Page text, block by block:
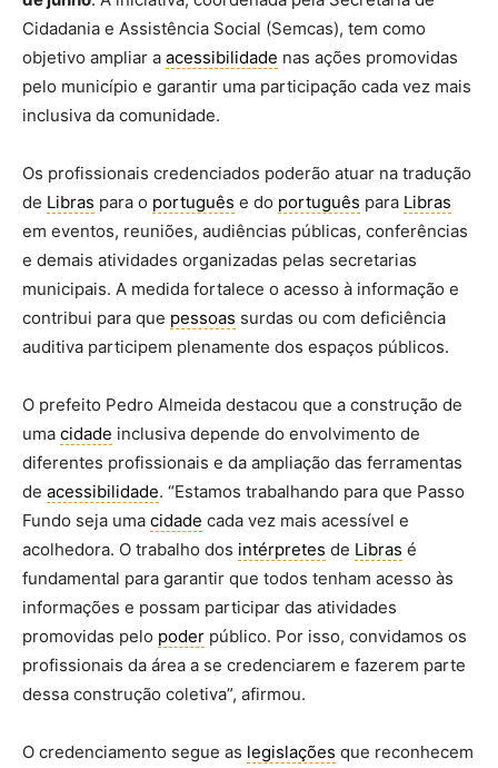
Cidadania e Assistência Social (Semcas), tem como
objetivo ampliar a acessibilidade nas ações promovidas
pelo município e garantir uma participação cada vez mais
inclusiva da comunidade.
Os profissionais credenciados poderão atuar na tradução
de Libras para o português e do português para Libras
em eventos, reuniões, audiências públicas, conferências
e demais atividades organizadas pelas secretarias
municipais. A medida fortalece o acesso à informação e
contribui para que pessoas surdas ou com deficiência
auditiva participem plenamente dos espaços públicos.
O prefeito Pedro Almeida destacou que a construção de
uma cidade inclusiva depende do envolvimento de
diferentes profissionais e da ampliação das ferramentas
de acessibilidade. “Estamos trabalhando para que Passo
Fundo seja uma cidade cada vez mais acessível e
acolhedora. O trabalho dos intérpretes de Libras é
fundamental para garantir que todos tenham acesso às
informações e possam participar das atividades
promovidas pelo poder público. Por isso, convidamos os
profissionais da área a se credenciarem e fazerem parte
dessa construção coletiva”, afirmou.
O credenciamento segue as legislações que reconhecem